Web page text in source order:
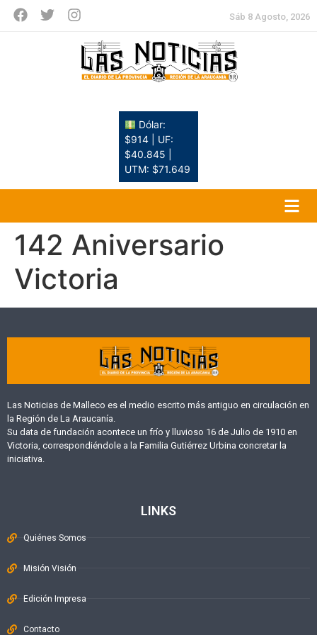
Sáb 8 Agosto, 2026
Dólar:
$914 | UF:
$40.845 |
UTM: $71.649
142 Aniversario
Victoria
Las Noticias de Malleco es el medio escrito más antiguo en circulación en
la Región de La Araucanía.
Su data de fundación acontece un frío y lluvioso 16 de Julio de 1910 en
Victoria, correspondiéndole a la Familia Gutiérrez Urbina concretar la
iniciativa.
LINKS
Quiénes Somos
Misión Visión
Edición Impresa
Contacto